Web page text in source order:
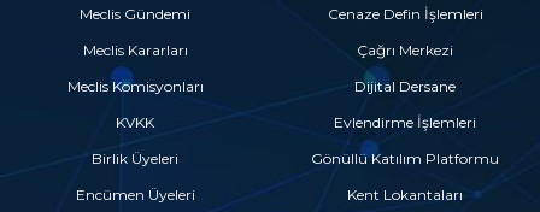
Meclis Gündemi
Meclis Kararları
Meclis Komisyonları
KVKK
Birlik Üyeleri
Encümen Üyeleri
Cenaze Defin İşlemleri
Çağrı Merkezi
Dijital Dersane
Evlendirme İşlemleri
Gönüllü Katılım Platformu
Kent Lokantaları